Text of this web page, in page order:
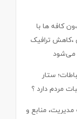
کافه ها با
،کاهش ترافیک
می‌شود
ستار
مردم دارد ؟
منابع و